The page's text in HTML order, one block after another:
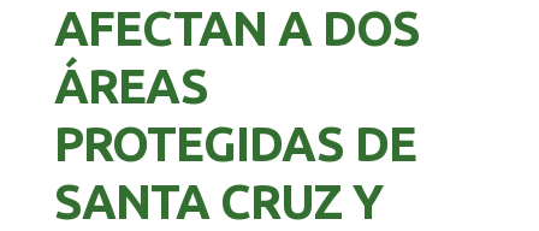
AFECTAN A DOS
ÁREAS
PROTEGIDAS DE
SANTA CRUZ Y